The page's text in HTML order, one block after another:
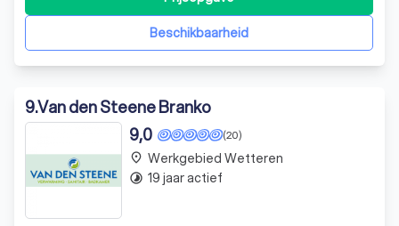
Onze missie is het realiseren van functionele, innovatieve
Beschikbaarheid
9.Van den Steene Branko
(20)
9,0
place Werkgebied Wetteren
timelapse 19 jaar actief